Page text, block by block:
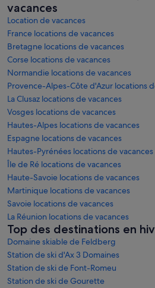
vacances
Location de vacances
France locations de vacances
Bretagne locations de vacances
Corse locations de vacances
Normandie locations de vacances
Provence-Alpes-Côte d'Azur locations
La Clusaz locations de vacances
Vosges locations de vacances
Hautes-Alpes locations de vacances
Espagne locations de vacances
Hautes-Pyrénées locations de vacances
Île de Ré locations de vacances
Haute-Savoie locations de vacances
Martinique locations de vacances
Savoie locations de vacances
La Réunion locations de vacances
Top des destinations en
Domaine skiable de Feldberg
Station de ski d'Ax 3 Domaines
Station de ski de Font-Romeu
Station de ski de Gourette